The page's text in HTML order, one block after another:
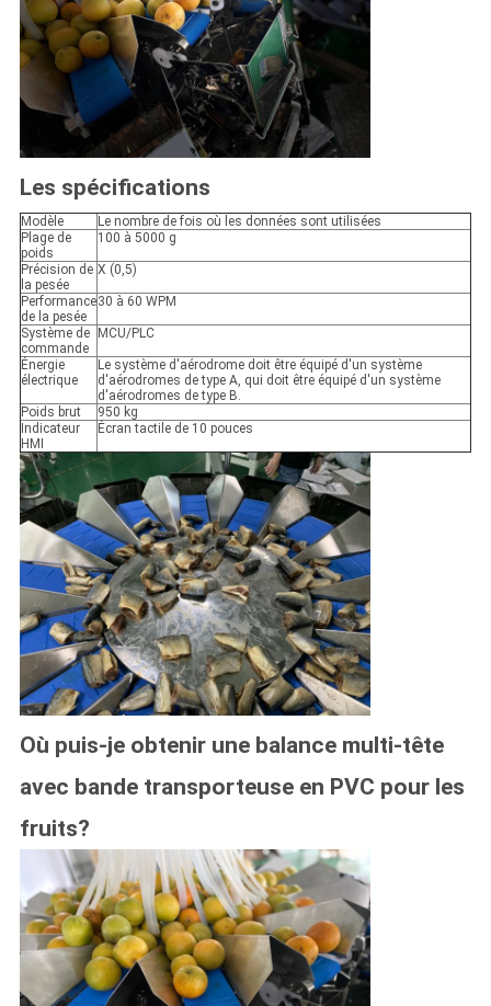
Les spécifications
Modèle
Le nombre de fois où les données sont utilisées
Plage de
poids
100 à 5000 g
Précision de
la pesée
X (0,5)
Performance
de la pesée
30 à 60 WPM
Système de
commande
MCU/PLC
Énergie
électrique
Le système d'aérodrome doit être équipé d'un système
d'aérodromes de type A, qui doit être équipé d'un système
d'aérodromes de type B.
Poids brut
950 kg
Indicateur
HMI
Écran tactile de 10 pouces
Où puis-je obtenir une balance multi-tête
avec bande transporteuse en PVC pour les
fruits?